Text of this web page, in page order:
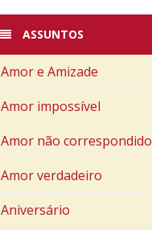
ASSUNTOS
Amor e Amizade
Amor impossível
Amor não correspondido
Amor verdadeiro
Aniversário